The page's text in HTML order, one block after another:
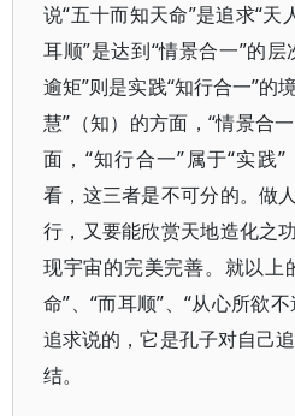
说“五十而知天命”是追求“天
耳顺”是达到“情景合一”的
逾矩”则是实践“知行合一”的
慧”（知）的方面，“情景合
面，“知行合一”属于“实践
看，这三者是不可分的。做
行，又要能欣赏天地造化之
现宇宙的完美完善。就以上
命”、“而耳顺”、“从心所欲
追求说的，它是孔子对自己追
结。